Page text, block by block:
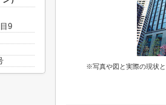
※写真や図と実際の現状
9